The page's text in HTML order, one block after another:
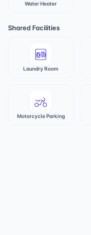
Water Heater
Shared Facilities
Laundry Room
Motorcycle Parking